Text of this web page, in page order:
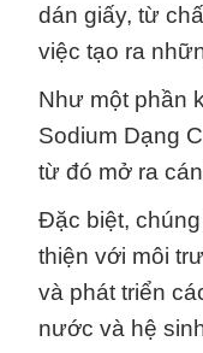
dán giấy, từ
việc tạo ra
Như một phần
Sodium Dạng
từ đó mở ra
Đặc biệt,
thiện với môi
và phát triển
nước và hệ